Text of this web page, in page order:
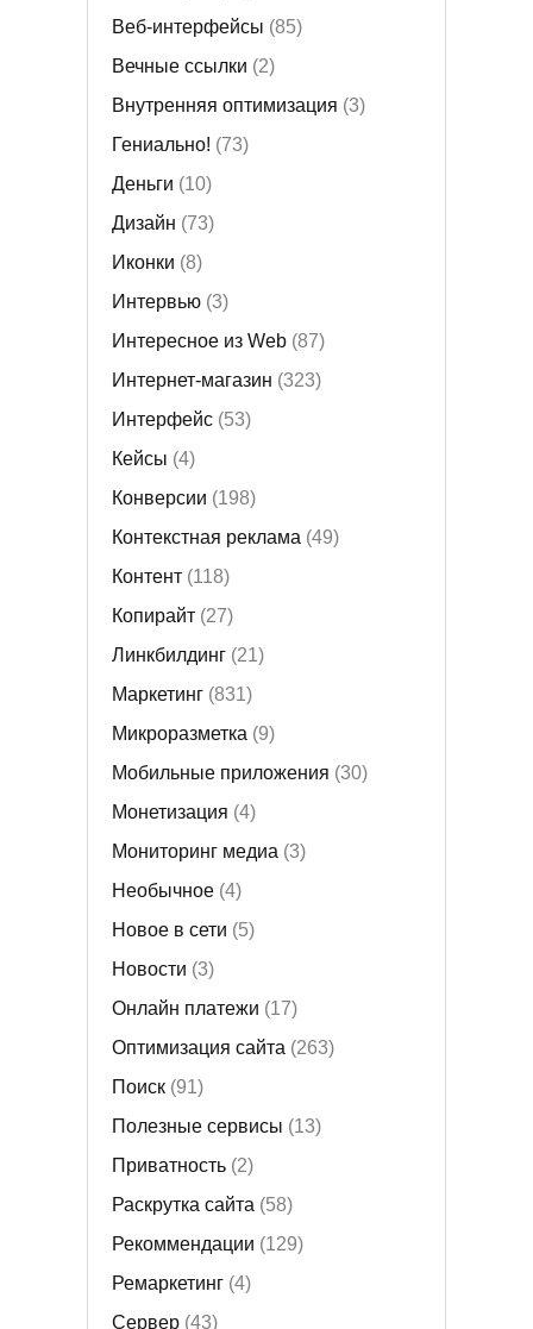
Веб-интерфейсы (85)
Вечные ссылки (2)
Внутренняя оптимизация (3)
Гениально! (73)
Деньги (10)
Дизайн (73)
Иконки (8)
Интервью(3)
Интересное из Web(87)
Интернет-магазин (323)
Интерфейс(53)
Кейсы (4)
Конверсии (198)
Контекстная реклама (49)
Контент(118)
Копирайт(27)
Линкбилдинг(21)
Маркетинг(831)
Микроразметка (9)
Мобильные приложения (30)
Монетизация (4)
Мониторинг медиа (3)
Необычное(4)
Новое в сети (5)
Новости (3)
Онлайн платежи (17)
Оптимизация сайта (263)
Поиск(91)
Полезные сервисы (13)
Приватность(2)
Раскрутка сайта (58)
Рекоммендации (129)
Ремаркетинг(4)
Сервер(43)